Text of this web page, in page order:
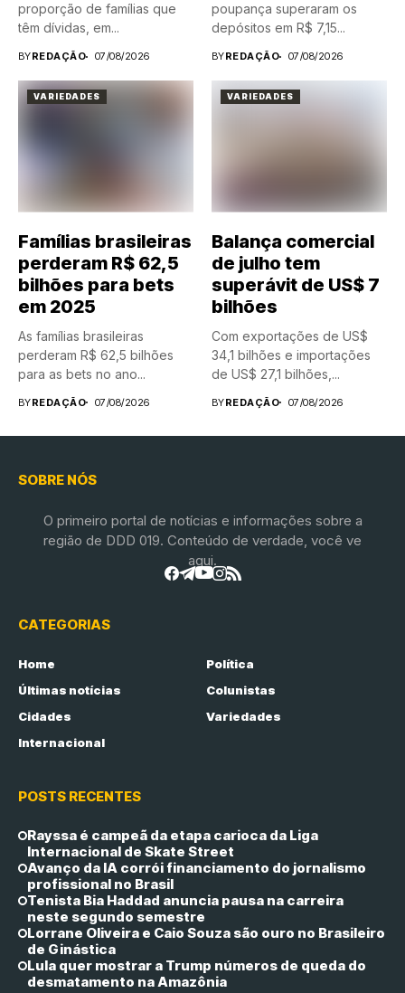
proporção de famílias que
têm dívidas, em...
BYREDAÇÃO 07/08/2026
poupança superaram os
depósitos em R$ 7,15...
BYREDAÇÃO 07/08/2026
VARIEDADES
Famílias brasileiras
perderam R$ 62,5
bilhões para bets
em 2025
As famílias brasileiras
perderam R$ 62,5 bilhões
para as bets no ano...
BYREDAÇÃO 07/08/2026
VARIEDADES
Balança comercial
de julho tem
superávit de US$ 7
bilhões
Com exportações de US$
34,1 bilhões e importações
de US$ 27,1 bilhões,...
BYREDAÇÃO 07/08/2026
SOBRE NÓS
O primeiro portal de notícias e informações sobre a
região de DDD 019. Conteúdo de verdade, você ve
aqui.
CATEGORIAS
Home
Política
Últimas notícias
Colunistas
Cidades
Variedades
Internacional
POSTS RECENTES
Rayssa é campeã da etapa carioca da Liga
Internacional de Skate Street
Avanço da IA corrói financiamento do jornalismo
profissional no Brasil
Tenista Bia Haddad anuncia pausa na carreira
neste segundo semestre
Lorrane Oliveira e Caio Souza são ouro no Brasileiro
de Ginástica
Lula quer mostrar a Trump números de queda do
desmatamento na Amazônia